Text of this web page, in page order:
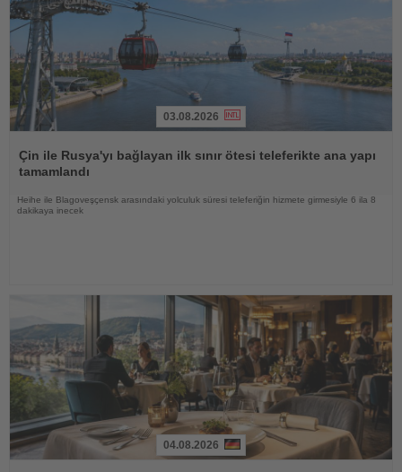
Oku
03.08.2026
Çin ile Rusya'yı bağlayan ilk sınır ötesi teleferikte ana yapı
tamamlandı
Heihe ile Blagoveşçensk arasındaki yolculuk süresi teleferiğin hizmete girmesiyle 6 ila 8
dakikaya inecek
04.08.2026